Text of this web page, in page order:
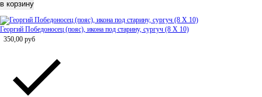
Георгий Победоносец (пояс), икона под старину, сургуч (8 Х 10)
350,00 руб